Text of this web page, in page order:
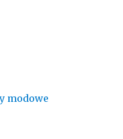
modowe